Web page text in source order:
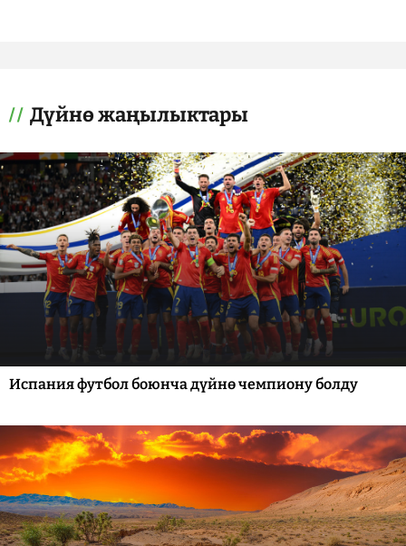
Дүйнө жаңылыктары
Испания футбол боюнча дүйнө чемпиону болду